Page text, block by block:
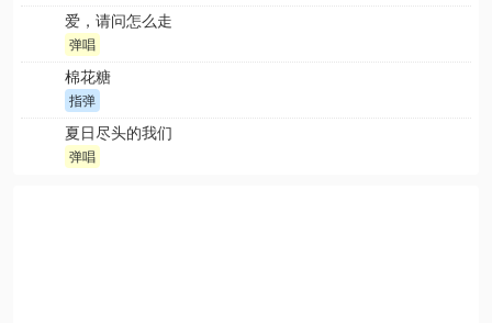
爱，请问怎么走
弹唱
棉花糖
指弹
夏日尽头的我们
弹唱